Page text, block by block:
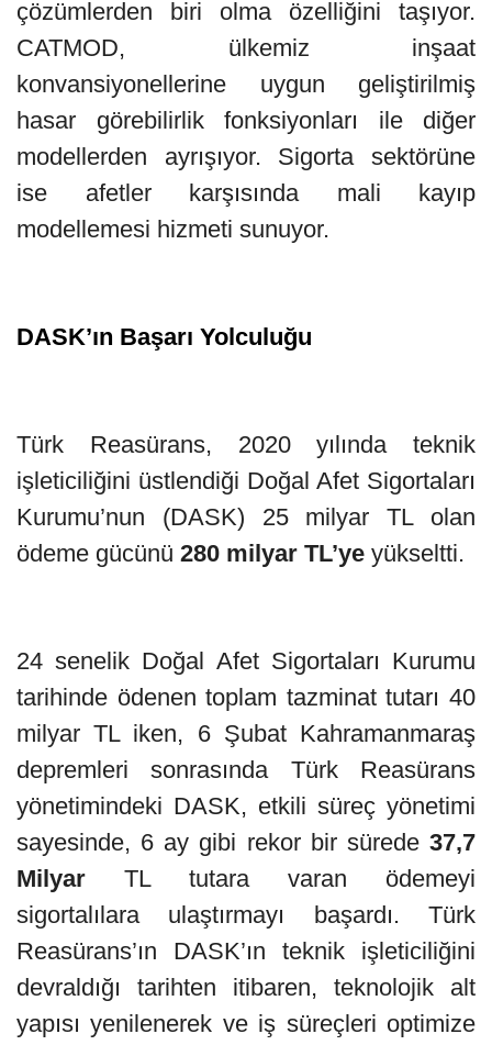
çözümlerden biri olma özelliğini taşıyor.
CATMOD, ülkemiz inşaat
konvansiyonellerine uygun geliştirilmiş
hasar görebilirlik fonksiyonları ile diğer
modellerden ayrışıyor. Sigorta sektörüne
ise afetler karşısında mali kayıp
modellemesi hizmeti sunuyor.
DASK’ın Başarı Yolculuğu
Türk Reasürans, 2020 yılında teknik
işleticiliğini üstlendiği Doğal Afet Sigortaları
Kurumu’nun (DASK) 25 milyar TL olan
ödeme gücünü 280 milyar TL’ye yükseltti.
24 senelik Doğal Afet Sigortaları Kurumu
tarihinde ödenen toplam tazminat tutarı 40
milyar TL iken, 6 Şubat Kahramanmaraş
depremleri sonrasında Türk Reasürans
yönetimindeki DASK, etkili süreç yönetimi
sayesinde, 6 ay gibi rekor bir sürede 37,7
Milyar TL tutara varan ödemeyi
sigortalılara ulaştırmayı başardı. Türk
Reasürans’ın DASK’ın teknik işleticiliğini
devraldığı tarihten itibaren, teknolojik alt
yapısı yenilenerek ve iş süreçleri optimize